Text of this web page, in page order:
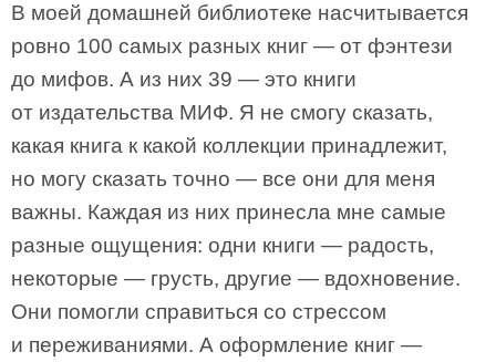
В моей домашней библиотеке насчитывается
ровно 100 самых разных книг — от фэнтези
до мифов. А из них 39 — это книги
от издательства МИФ. Я не смогу сказать,
какая книга к какой коллекции принадлежит,
но могу сказать точно — все они для меня
важны. Каждая из них принесла мне самые
разные ощущения: одни книги — радость,
некоторые — грусть, другие — вдохновение.
Они помогли справиться со стрессом
и переживаниями. А оформление книг —